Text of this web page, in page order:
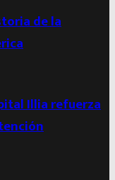
de la
Illia refuerza